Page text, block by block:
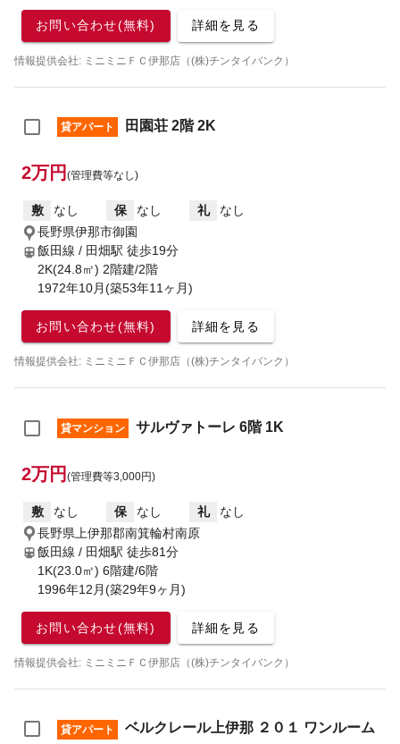
お問い合わせ(無料) 詳細を見る
情報提供会社: ミニミニＦＣ伊那店（(株)チンタイバンク）
貸アパート 田園荘 2階 2K
2万円 (管理費等なし)
敷 なし 保 なし 礼
なし
長野県伊那市御園
飯田線 / 田畑駅 徒歩19分
2K(24.8㎡) 2階建/2階
1972年10月(築53年11ヶ月)
お問い合わせ(無料) 詳細を見る
情報提供会社: ミニミニＦＣ伊那店（(株)チンタイバンク）
貸マンション サルヴァトーレ 6階 1K
2万円 (管理費等3,000円)
敷 なし 保 なし 礼
なし
長野県上伊那郡南箕輪村南原
飯田線 / 田畑駅 徒歩81分
1K(23.0㎡) 6階建/6階
1996年12月(築29年9ヶ月)
お問い合わせ(無料) 詳細を見る
情報提供会社: ミニミニＦＣ伊那店（(株)チンタイバンク）
貸アパート ベルクレール上伊那 ２０１ ワンルーム